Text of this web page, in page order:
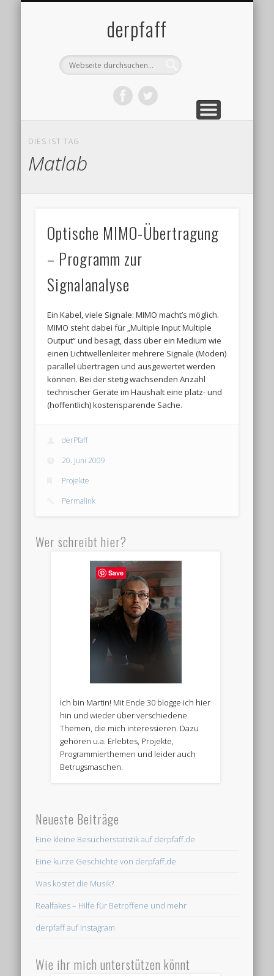
derpfaff
DIES IST TAG
Matlab
Optische MIMO-Übertragung
– Programm zur
Signalanalyse
Ein Kabel, viele Signale: MIMO macht’s möglich.
MIMO steht dabei für „Multiple Input Multiple
Output“ und besagt, dass über ein Medium wie
einen Lichtwellenleiter mehrere Signale (Moden)
parallel übertragen und ausgewertet werden
können. Bei der stetig wachsenden Anzahl
technischer Geräte im Haushalt eine platz- und
(hoffentlich) kostensparende Sache.
derPfaff
20. Juni 2009
Projekte
Permalink
Wer schreibt hier?
Ich bin Martin! Mit Ende 30 blogge ich hier
hin und wieder über verschiedene
Themen, die mich interessieren. Dazu
gehören u.a. Erlebtes, Projekte,
Programmierthemen und leider auch
Betrugsmaschen.
Neueste Beiträge
Eine kleine Besucherstatistik auf derpfaff.de
Eine kurze Geschichte von derpfaff.de
Was kostet die Musik?
Realfakes – Hilfe für Betroffene und mehr
derpfaff auf Instagram
Wie ihr mich unterstützen könnt
Save